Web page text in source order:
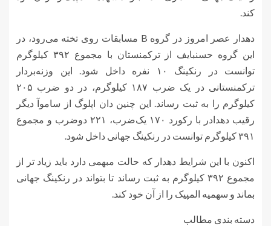
کند.
دهدار عصر امروز در گروه B مسابقات روی تخته می‌رود، در
این گروه حسنبایف از ترکمنستان با مجموع ۳۹۲ کیلوگرم
توانست در رنکینگ ۱۰ نفره داخل شود. این وزنه‌بردار
ترکمنستانی در یک ضرب ۱۸۷ کیلوگرم، در دو ضرب ۲۰۵
کیلوگرم را به ثبت رساند. این چنین دان اپلوگ از ساموآ دیگر
رقیب دهدادر با رکورد ۱۷۰ یک‌ضرب، ۲۲۱ دوضرب و مجموع
۳۹۱ کیلوگرم توانست در رنکینگ جهانی داخل شود.
اکنون با این شرایط دهدار که حالت مبهمی دارد باید زیاد تر از
مجموع ۳۹۲ کیلوگرم به ثبت رساند تا بتواند در رنکینگ جهانی
بماند و سهمیه المپیک را از آن خود کند.‌
دسته بندی مطالب